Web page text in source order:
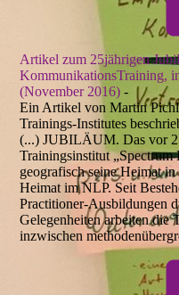
Artikel zum 25jährigen
KommunikationsTraining,
(November 2016) -
Ein Artikel von Martin
Trainings-Institutes
(...) JUBILÄUM. Das vor
Trainingsinstitut
geografisch seine Heimat
Heimat im NLP. Seit
Practitioner-Ausbildungen
Gelegenheiten arbeiten die
inzwischen